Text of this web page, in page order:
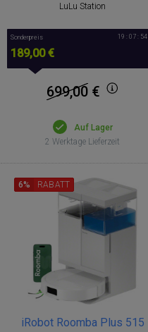
LuLu Station
Sonderpreis
189,00 €
19 : 07 : 53
699,00 €
Auf Lager
2 Werktage Lieferzeit
iRobot Roomba Plus 515
6% RABATT